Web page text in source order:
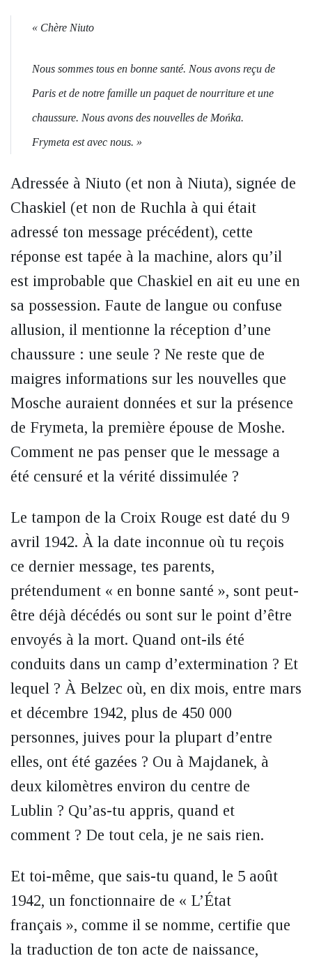
« Chère Niuto
Nous sommes tous en bonne santé. Nous avons reçu de
Paris et de notre famille un paquet de nourriture et une
chaussure. Nous avons des nouvelles de Mońka.
Frymeta est avec nous. »
Adressée à Niuto (et non à Niuta), signée de
Chaskiel (et non de Ruchla à qui était
adressé ton message précédent), cette
réponse est tapée à la machine, alors qu’il
est improbable que Chaskiel en ait eu une en
sa possession. Faute de langue ou confuse
allusion, il mentionne la réception d’une
chaussure : une seule ? Ne reste que de
maigres informations sur les nouvelles que
Mosche auraient données et sur la présence
de Frymeta, la première épouse de Moshe.
Comment ne pas penser que le message a
été censuré et la vérité dissimulée ?
Le tampon de la Croix Rouge est daté du 9
avril 1942. À la date inconnue où tu reçois
ce dernier message, tes parents,
prétendument « en bonne santé », sont peut-
être déjà décédés ou sont sur le point d’être
envoyés à la mort. Quand ont-ils été
conduits dans un camp d’extermination ? Et
lequel ? À Belzec où, en dix mois, entre mars
et décembre 1942, plus de 450 000
personnes, juives pour la plupart d’entre
elles, ont été gazées ? Ou à Majdanek, à
deux kilomètres environ du centre de
Lublin ? Qu’as-tu appris, quand et
comment ? De tout cela, je ne sais rien.
Et toi-même, que sais-tu quand, le 5 août
1942, un fonctionnaire de « L’État
français », comme il se nomme, certifie que
la traduction de ton acte de naissance,